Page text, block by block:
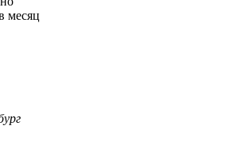
месяц